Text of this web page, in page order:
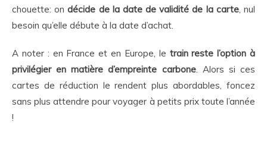
chouette: ondécide de la date de validité de la carte, nul
besoin qu’elle débute à la date d’achat.
A noter : en France et en Europe, le train reste l’option à
privilégier en matière d’empreinte carbone. Alors si ces
cartes de réduction le rendent plus abordables, foncez
sans plus attendre pour voyager à petits prix toute l’année
!